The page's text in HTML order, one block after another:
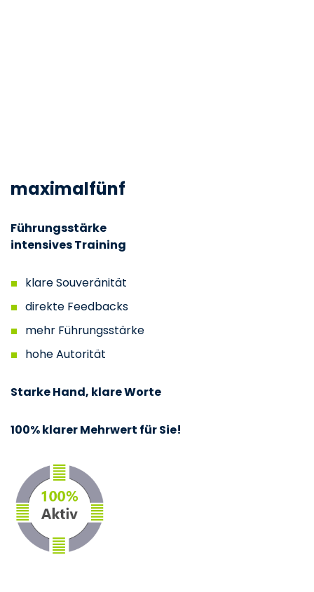
maximalfünf
Führungsstärke
intensives Training
klare Souveränität
direkte Feedbacks
mehr Führungsstärke
hohe Autorität
Starke Hand, klare Worte
100% klarer Mehrwert für Sie!